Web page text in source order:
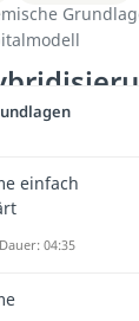
Wichtige
einfach
04:35